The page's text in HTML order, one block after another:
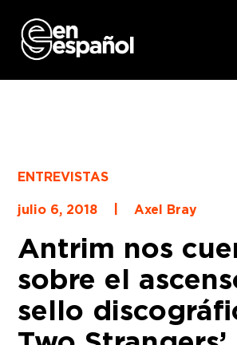
content
ENTREVISTAS
julio 6, 2018
| Axel Bray
Antrim nos
sobre el
sello